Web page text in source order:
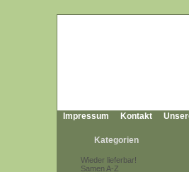
Impressum Kontakt
Kategorien
Wieder lieferbar!
Samen A-Z